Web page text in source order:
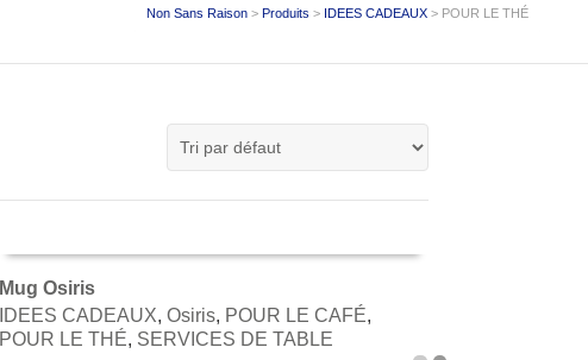
Non Sans Raison> Produits > IDEES CADEAUX> POUR LE THÉ
AJOUTER AU PANIER
Mug Osiris
IDEES CADEAUX, Osiris, POUR LE CAFÉ,
POUR LE THÉ, SERVICES DE TABLE